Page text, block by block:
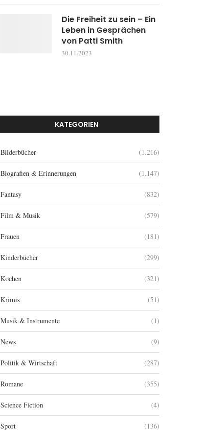
Die Freiheit zu sein – Ein
Leben in Gesprächen
von Patti Smith
30.11.2023
KATEGORIEN
Bilderbücher (1.216)
Biografien & Erinnerungen (1.147)
Fantasy (832)
Film & Musik (579)
Frauen (181)
Kinderbücher (299)
Kochen (321)
Krimis (51)
Musik & Instrumente (1)
News (9)
Politik & Wirtschaft (287)
Romane (355)
Science Fiction (4)
Sport (136)